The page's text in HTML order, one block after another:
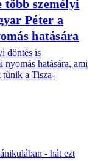
több személyi
Péter a
hatására
döntés is
hatására, ami
tűnik a Tisza-
- hát ezt